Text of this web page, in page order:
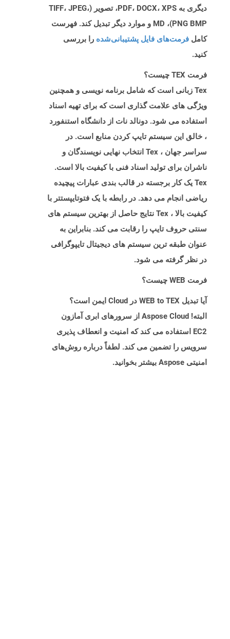
دیگری به PDF، DOCX، XPS، تصویر (TIFF، JPEG،
PNG BMP)، MD و موارد دیگر تبدیل کند. فهرست
کامل فرمت‌های فایل پشتیبانی‌شده را بررسی
کنید.
فرمت TEX چیست؟
Tex زبانی است که شامل برنامه نویسی و همچنین
ویژگی های علامت گذاری است که برای تهیه اسناد
استفاده می شود. دونالد نات از دانشگاه استنفورد
، خالق این سیستم تایپ کردن منابع است. در
سراسر جهان ، Tex انتخاب نهایی نویسندگان و
ناشران برای تولید اسناد فنی با کیفیت بالا است.
Tex یک کار برجسته در قالب بندی عبارات پیچیده
ریاضی انجام می دهد. در رابطه با یک فتوتایپستتر با
کیفیت بالا ، Tex نتایج حاصل از بهترین سیستم های
سنتی حروف تایپ را رقابت می کند. بنابراین به
عنوان طبقه ترین سیستم های دیجیتال تایپوگرافی
در نظر گرفته می شود.
فرمت WEB چیست؟
آیا تبدیل WEB to TEX در Cloud ایمن است؟
البته! Aspose Cloud از سرورهای ابری آمازون
EC2 استفاده می کند که امنیت و انعطاف پذیری
سرویس را تضمین می کند. لطفاً درباره روش‌های
امنیتی Aspose بیشتر بخوانید.